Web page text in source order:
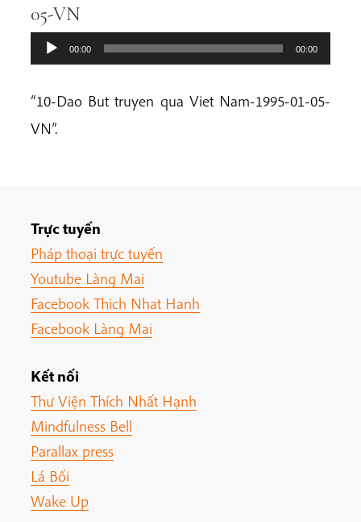
05-VN
00:00 00:00
“10-Dao But truyen qua Viet Nam-1995-01-05-
VN”.
Trực tuyến
Pháp thoại trực tuyến
Youtube Làng Mai
Facebook Thich Nhat Hanh
Facebook Làng Mai
Kết nối
Thư Viện Thích Nhất Hạnh
Mindfulness Bell
Parallax press
Lá Bối
Wake Up